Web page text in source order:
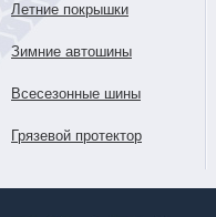
Летние покрышки
Зимние автошины
Всесезонные шины
Грязевой протектор